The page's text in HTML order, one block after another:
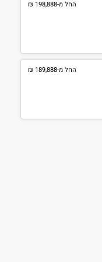
החל מ-198,888 ₪
החל מ-189,888 ₪